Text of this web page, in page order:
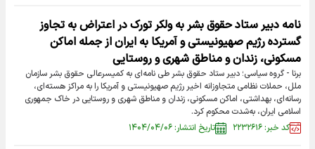
نامه دبیر ستاد حقوق بشر به ولکر تورک در اعتراض به تجاوز
گسترده رژیم صهیونیستی و آمریکا به ایران از جمله اماکن
مسکونی، زندان و مناطق شهری و روستایی
برنا - گروه سیاسی؛ دبیر ستاد حقوق بشر طی نامه‌ای به کمیسرعالی حقوق بشر سازمان
ملل، حملات نظامی متجاوزانه اخیر رژیم صهیونیستی و آمریکا را به مراکز هسته‌ای،
رسانه‌ای، بهداشتی، اماکن مسکونی، زندان و مناطق شهری و روستایی در خاک جمهوری
اسلامی ایران، به‌شدت محکوم کرد.
کد خبر: ۲۲۳۲۶۱۶
تاریخ انتشار: ۱۴۰۴/۰۴/۰۶